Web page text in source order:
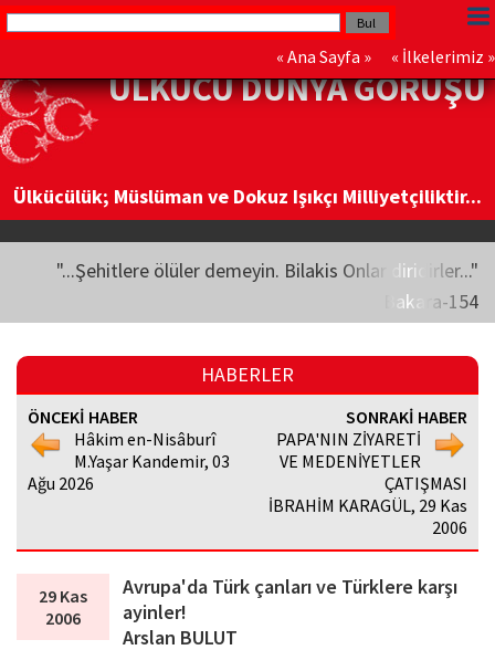
« Ana Sayfa » « İlkelerimiz »
ÜLKÜCÜ DÜNYA GÖRÜŞÜ
Ülkücülük; Müslüman ve Dokuz Işıkçı Milliyetçiliktir...
"...Şehitlere ölüler demeyin. Bilakis Onlar diridirler..."
Bakara-154
HABERLER
ÖNCEKİ HABER
Hâkim en-Nisâburî
M.Yaşar Kandemir, 03
Ağu 2026
SONRAKİ HABER
PAPA'NIN ZİYARETİ
VE MEDENİYETLER
ÇATIŞMASI
İBRAHİM KARAGÜL, 29 Kas
2006
29 Kas
2006
Avrupa'da Türk çanları ve Türklere karşı
ayinler!
Arslan BULUT